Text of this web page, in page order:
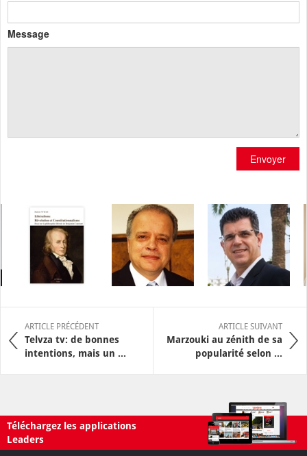
Message
Envoyer
ARTICLE PRÉCÉDENT
Telvza tv: de bonnes
intentions, mais un ...
ARTICLE SUIVANT
Marzouki au zénith de sa
popularité selon ...
Téléchargez les applications
Leaders